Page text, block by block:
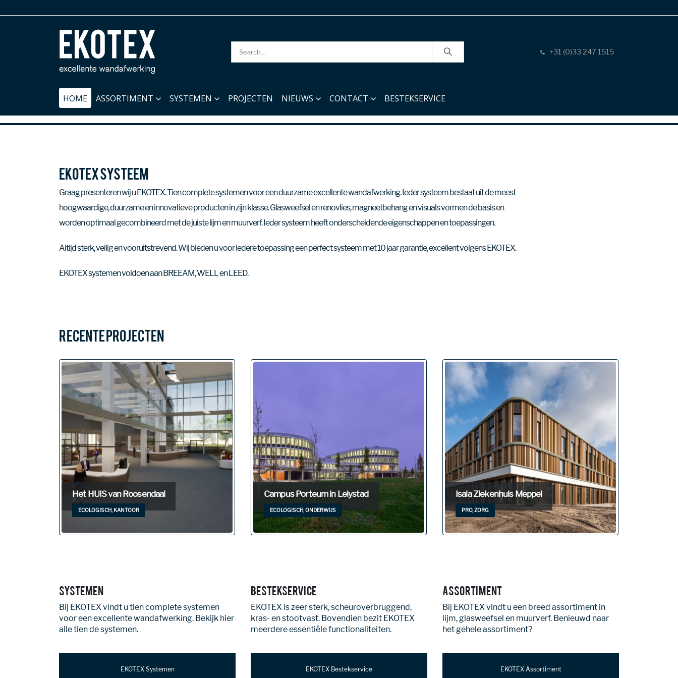
+31 (0)33 247 1515
HOME ASSORTIMENT SYSTEMEN PROJECTEN NIEUWS CONTACT BESTEKSERVICE
EKOTEX Systeem
Graag presenteren wij u EKOTEX. Tien complete systemen voor een duurzame excellente wandafwerking. Ieder systeem bestaat uit de meest
hoogwaardige, duurzame en innovatieve producten in zijn klasse. Glasweefsel en renovlies, magneetbehang en visuals vormen de basis en
worden optimaal gecombineerd met de juiste lijm en muurverf. Ieder systeem heeft onderscheidende eigenschappen en toepassingen.
Altijd sterk, veilig en vooruitstrevend. Wij bieden u voor iedere toepassing een perfect systeem met 10 jaar garantie, excellent volgens EKOTEX.
EKOTEX systemen voldoen aan BREEAM, WELL en LEED.
Recente Projecten
Campus Porteum in Lelystad
ECOLOGISCH, ONDERWIJS
Isala Ziekenhuis Meppel
PRO, ZORG
Het HUIS van Roosendaal
ECOLOGISCH, KANTOOR
Systemen
Bij EKOTEX vindt u tien complete systemen
voor een excellente wandafwerking. Bekijk hier
alle tien de systemen.
EKOTEX Systemen
Bestekservice
EKOTEX is zeer sterk, scheuroverbruggend,
kras- en stootvast. Bovendien bezit EKOTEX
meerdere essentiële functionaliteiten.
EKOTEX Bestekservice
Assortiment
Bij EKOTEX vindt u een breed assortiment in
lijm, glasweefsel en muurverf. Benieuwd naar
het gehele assortiment?
EKOTEX Assortiment